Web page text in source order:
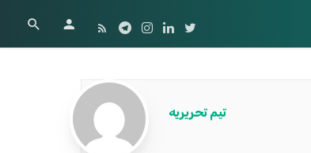
تیم تحریریه